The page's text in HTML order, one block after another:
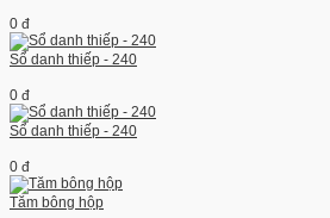
0 đ
Sổ danh thiếp - 240
0 đ
Sổ danh thiếp - 240
0 đ
Tăm bông hộp